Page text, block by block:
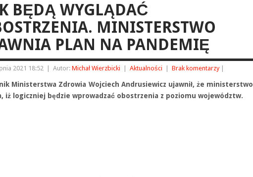
BĘDĄ WYGLĄDAĆ
MINISTERSTWO
PLAN NA PANDEMIĘ
2021 18:52 Autor: Michał Wierzbicki Aktualności Brak komentarzy
Ministerstwa Zdrowia Wojciech Andrusiewicz ujawnił, że ministerstwo
iż logiczniej będzie wprowadzać obostrzenia z poziomu województw.